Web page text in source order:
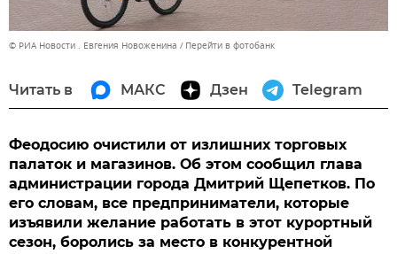
© РИА Новости . Евгения Новоженина Перейти в фотобанк
Читать в МАКС Дзен Telegram
Феодосию очистили от излишних торговых
палаток и магазинов. Об этом сообщил глава
администрации города Дмитрий Щепетков. По
его словам, все предприниматели, которые
изъявили желание работать в этот курортный
сезон, боролись за место в конкурентной